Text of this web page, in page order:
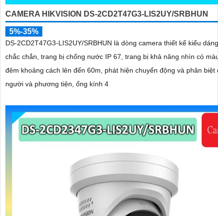
CAMERA HIKVISION DS-2CD2T47G3-LIS2UY/SRBHUN
5%-35%
DS-2CD2T47G3-LIS2UY/SRBHUN là dòng camera thiết kế kiểu
chắc chắn, trang bị chống nước IP 67, trang bị khả năng nhìn có màu vào ban
đêm khoảng cách lên đến 60m, phát hiện chuyển động và phân biệt
người và phương tiện, ống kính 4